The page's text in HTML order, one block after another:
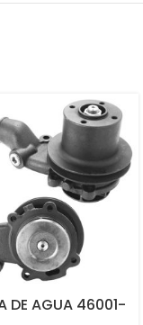
DE AGUA 46001-